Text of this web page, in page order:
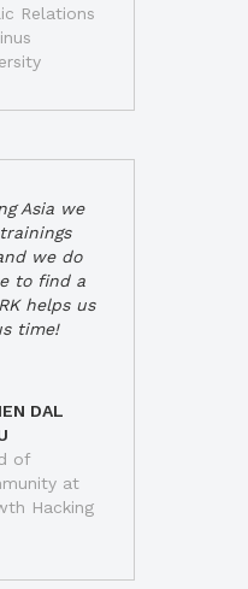
Relations
Asia we
we do
to find a
helps us
time!
DAL
of
at
Hacking